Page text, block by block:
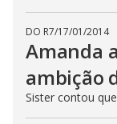
DO R7/17/01/2014
Amanda
ambição
Sister contou